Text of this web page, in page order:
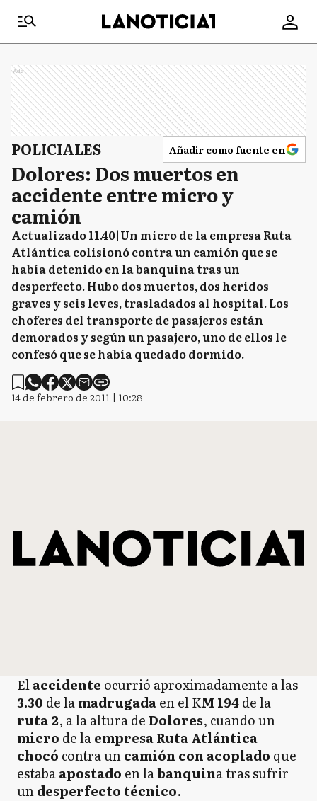
Ads
POLICIALES Añadir como fuente en
Dolores: Dos muertos en
accidente entre micro y
camión
Actualizado 11.40|Un micro de la empresa Ruta
Atlántica colisionó contra un camión que se
había detenido en la banquina tras un
desperfecto. Hubo dos muertos, dos heridos
graves y seis leves, trasladados al hospital. Los
choferes del transporte de pasajeros están
demorados y según un pasajero, uno de ellos le
confesó que se había quedado dormido.
14 de febrero de 2011 | 10:28
Elaccidente ocurrió aproximadamente a las
3.30 de lamadrugadaen el KM 194de la
ruta 2, a la altura deDolores, cuando un
micro de laempresa Ruta Atlántica
chocó contra uncamión con acoplado que
estabaapostado en labanquina tras sufrir
undesperfecto técnico.